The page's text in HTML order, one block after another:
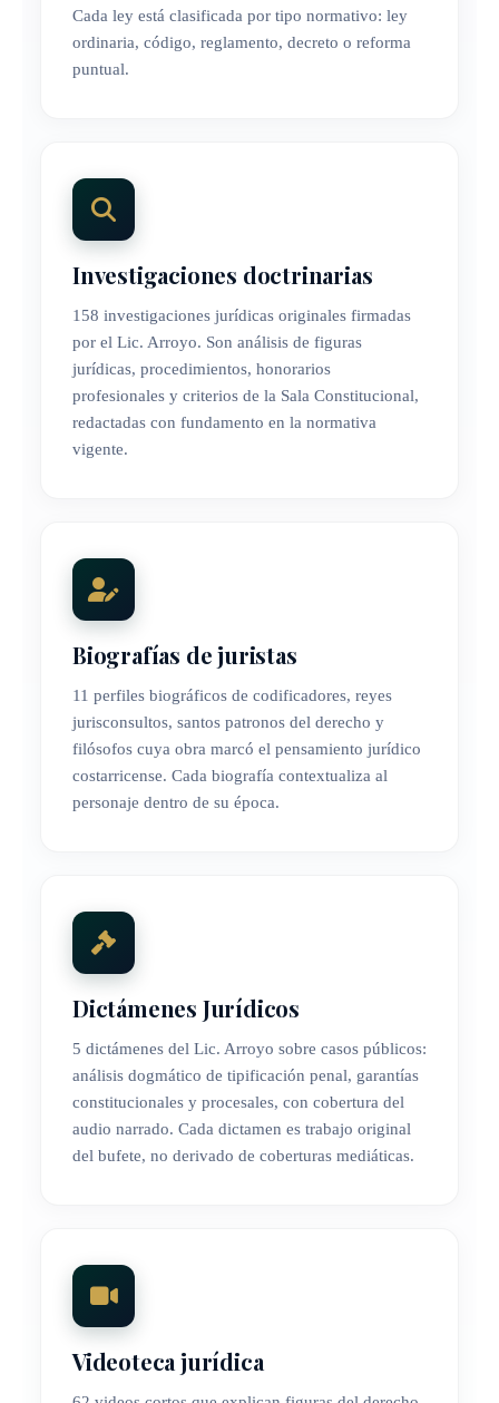
Cada ley está clasificada por tipo normativo: ley
ordinaria, código, reglamento, decreto o reforma
puntual.
Investigaciones doctrinarias
158 investigaciones jurídicas originales firmadas
por el Lic. Arroyo. Son análisis de figuras
jurídicas, procedimientos, honorarios
profesionales y criterios de la Sala Constitucional,
redactadas con fundamento en la normativa
vigente.
Biografías de juristas
11 perfiles biográficos de codificadores, reyes
jurisconsultos, santos patronos del derecho y
filósofos cuya obra marcó el pensamiento jurídico
costarricense. Cada biografía contextualiza al
personaje dentro de su época.
Dictámenes Jurídicos
5 dictámenes del Lic. Arroyo sobre casos públicos:
análisis dogmático de tipificación penal, garantías
constitucionales y procesales, con cobertura del
audio narrado. Cada dictamen es trabajo original
del bufete, no derivado de coberturas mediáticas.
Videoteca jurídica